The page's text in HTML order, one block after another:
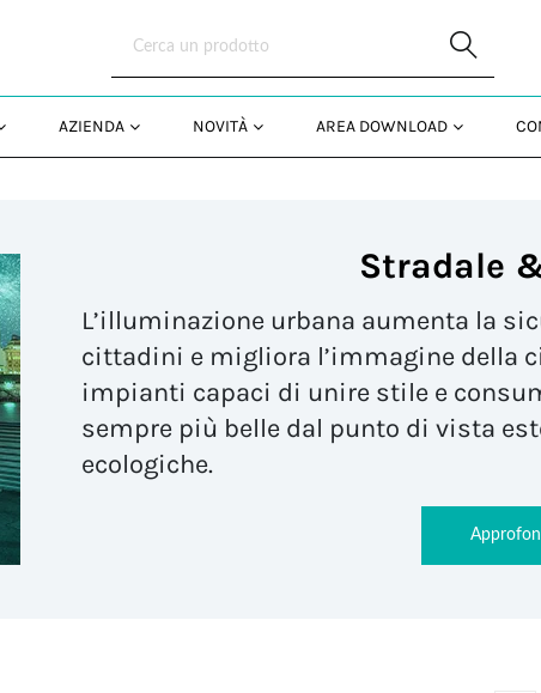
AZIENDA NOVITÀ AREA DOWNLOAD
Stradale
L’illuminazione urbana aumenta la
cittadini e migliora l’immagine della
impianti capaci di unire stile e
sempre più belle dal punto di vista
ecologiche.